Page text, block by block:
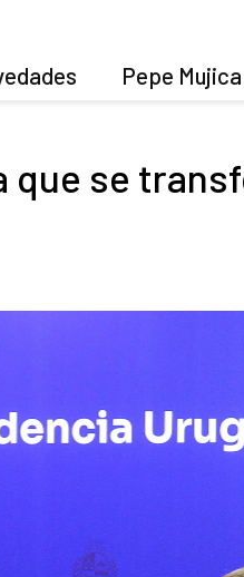
Pepe Mujica
que se